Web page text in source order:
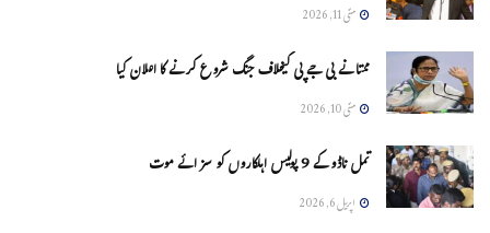
مئی 11, 2026
ممتا نے بی جے پی کیخلاف جنگ شروع کرنے کا اعلان کیا
مئی 10, 2026
تمل ناڈو کے 9 پولیس اہلکاروں کو سزائے موت
اپریل 6, 2026